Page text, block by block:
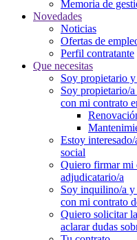
Memoria de
Novedades
Noticias
Ofertas de
Perfil contratante
Que necesitas
Soy propietario
Soy propietario/
con mi contrato
Estoy
social
Quiero firmar mi
adjudicatario/a
Soy inquilino/a y
con mi contrato
Quiero solicitar
aclarar dudas